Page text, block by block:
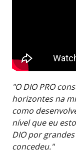
"O DIO PRO
horizontes na
como
nível que eu
DIO por
concedeu."